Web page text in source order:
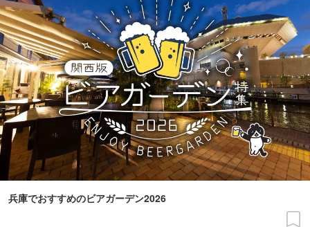
兵庫でおすすめのビアガーデン2026